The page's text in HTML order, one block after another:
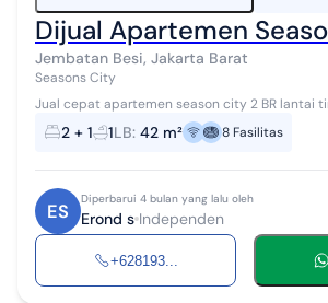
Dijual Apartemen
Jembatan Besi, Jakarta Barat
Seasons City
Jual cepat apartemen season city 2 BR lantai
nego
2 + 1 1LB: 42 m² 8 Fasilitas
ES
Diperbarui 4 bulan yang lalu oleh
Erond s Independen
+628193...